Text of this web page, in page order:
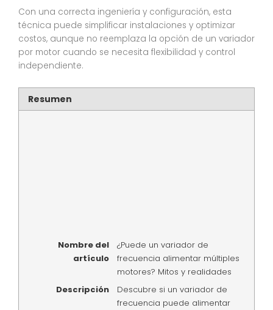
Con una correcta ingeniería y configuración, esta
técnica puede simplificar instalaciones y optimizar
costos, aunque no reemplaza la opción de un variador
por motor cuando se necesita flexibilidad y control
independiente.
Resumen
Nombre del
artículo
¿Puede un variador de
frecuencia alimentar múltiples
motores? Mitos y realidades
Descripción
Descubre si un variador de
frecuencia puede alimentar